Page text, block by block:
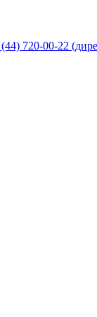
720-00-22